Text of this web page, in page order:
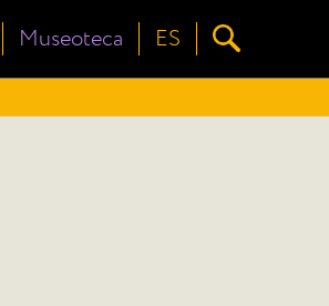
Museoteca ES